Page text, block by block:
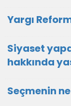
Yargı
Siyaset
hakkında
Seçmenin